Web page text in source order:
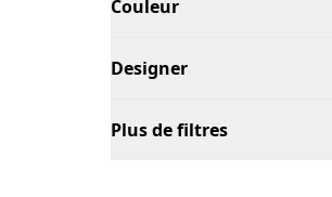
Couleur
Designer
Plus de filtres